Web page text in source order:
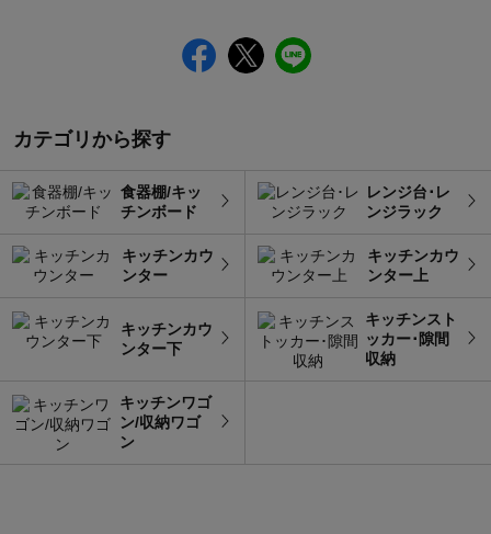
カテゴリから探す
食器棚/キッ
チンボード
レンジ台･レ
ンジラック
キッチンカウ
ンター
キッチンカウ
ンター上
キッチンカウ
ンター下
キッチンスト
ッカー･隙間
収納
キッチンワゴ
ン/収納ワゴ
ン